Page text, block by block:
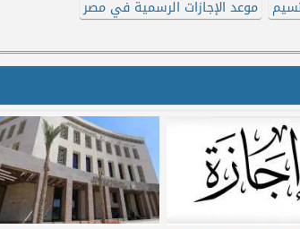
موعد الإجازات الرسمية في مصر